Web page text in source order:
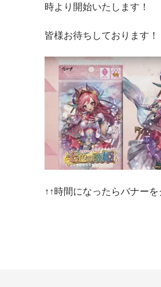
時より開始いたします！
皆様お待ちしております！
↑↑時間になったらバナーを